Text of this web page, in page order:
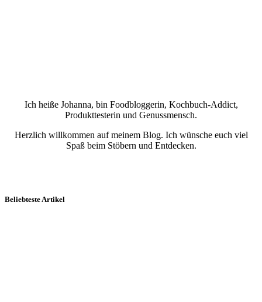
Ich heiße Johanna, bin Foodbloggerin, Kochbuch-Addict,
Produkttesterin und Genussmensch.
Herzlich willkommen auf meinem Blog. Ich wünsche euch viel
Spaß beim Stöbern und Entdecken.
Beliebteste Artikel